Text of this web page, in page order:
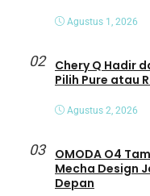
Agustus 1, 2026
02
Chery Q Hadir
Pilih Pure atau
Agustus 2, 2026
03
OMODA O4
Mecha Design
Depan